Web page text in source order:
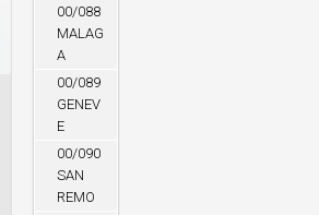
00/088
MALAG
A
00/089
GENEV
E
00/090
SAN
REMO